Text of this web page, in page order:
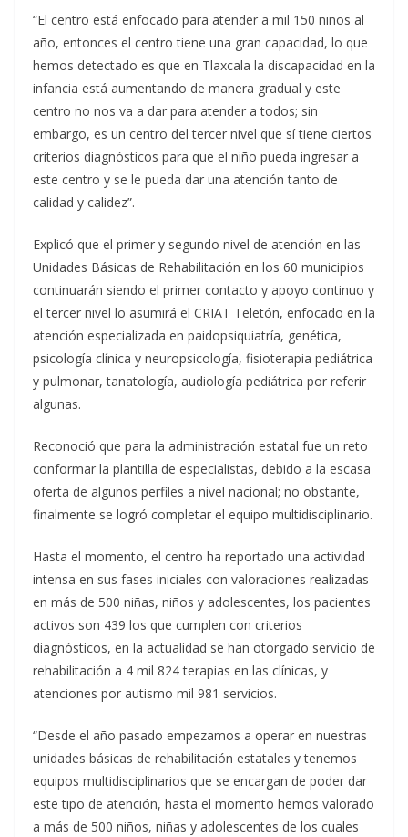
“El centro está enfocado para atender a mil 150 niños al
año, entonces el centro tiene una gran capacidad, lo que
hemos detectado es que en Tlaxcala la discapacidad en la
infancia está aumentando de manera gradual y este
centro no nos va a dar para atender a todos; sin
embargo, es un centro del tercer nivel que sí tiene ciertos
criterios diagnósticos para que el niño pueda ingresar a
este centro y se le pueda dar una atención tanto de
calidad y calidez”.
Explicó que el primer y segundo nivel de atención en las
Unidades Básicas de Rehabilitación en los 60 municipios
continuarán siendo el primer contacto y apoyo continuo y
el tercer nivel lo asumirá el CRIAT Teletón, enfocado en la
atención especializada en paidopsiquiatría, genética,
psicología clínica y neuropsicología, fisioterapia pediátrica
y pulmonar, tanatología, audiología pediátrica por referir
algunas.
Reconoció que para la administración estatal fue un reto
conformar la plantilla de especialistas, debido a la escasa
oferta de algunos perfiles a nivel nacional; no obstante,
finalmente se logró completar el equipo multidisciplinario.
Hasta el momento, el centro ha reportado una actividad
intensa en sus fases iniciales con valoraciones realizadas
en más de 500 niñas, niños y adolescentes, los pacientes
activos son 439 los que cumplen con criterios
diagnósticos, en la actualidad se han otorgado servicio de
rehabilitación a 4 mil 824 terapias en las clínicas, y
atenciones por autismo mil 981 servicios.
“Desde el año pasado empezamos a operar en nuestras
unidades básicas de rehabilitación estatales y tenemos
equipos multidisciplinarios que se encargan de poder dar
este tipo de atención, hasta el momento hemos valorado
a más de 500 niños, niñas y adolescentes de los cuales